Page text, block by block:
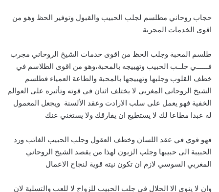
حجاب روحاني مطلسم لجلب الحبيب والقبول وتوفير الحظ وهو من
اقوى الخدمات المجربة
طلسم المحبة وجلب الحظ من اقوى خدمات الشيخ الروحاني مجرب
فــــــي جلــب الحبيب وتهييجه بالمحبة،وهو من اقوى الطلاسم في
خطف القلوب وجلبها وتهييجها بالمحبة والطاعة العمياء فطلسم
الشيخ الروحاني المغربي لا يختلف اثنان في قوته وتأثيره على العوالم
الخفية فهو يعمل على سلب الارادت وعقد الألسنة ويجعل المعمول
له عبدا مطاعا لك لا يستطيع ان يفارقك ولا يستغني عنك
فهو قوي في عقد اللسان وخطف العقول وجلب الحبيب الغائب ورد
الحبيبة الى حبيبها وجلب الزبون لهذا من يقصد الشيخ الروحاني
المغربي السوسي لازم ان تكون نيته قوية لنجاح الاعمال
وان لا ينوي الا الحلال في جلب الحبيب للزواج لا للعب والتسلية لان